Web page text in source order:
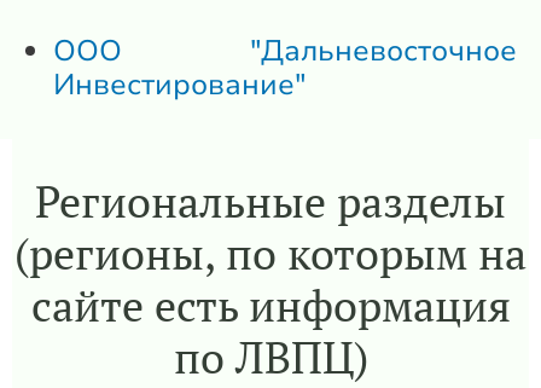
ООО "Дальневосточное
Инвестирование"
Региональные разделы
(регионы, по которым на
сайте есть информация
по ЛВПЦ)